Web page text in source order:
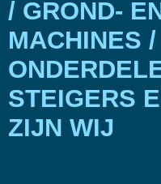
/ GROND-
MACHINES
STEIGERS
ZIJN WIJ